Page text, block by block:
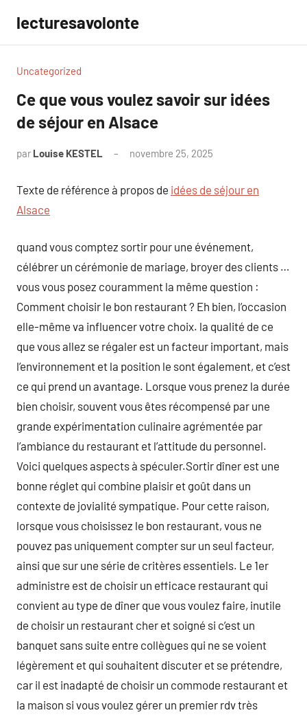
contenu
lecturesavolonte
Uncategorized
Ce que vous voulez savoir sur idées
de séjour en Alsace
par Louise KESTEL novembre 25, 2025
Texte de référence à propos de idées de séjour en
Alsace
quand vous comptez sortir pour une événement,
célébrer un cérémonie de mariage, broyer des clients …
vous vous posez couramment la même question :
Comment choisir le bon restaurant ? Eh bien, l’occasion
elle-même va influencer votre choix. la qualité de ce
que vous allez se régaler est un facteur important, mais
l’environnement et la position le sont également, et c’est
ce qui prend un avantage. Lorsque vous prenez la durée
bien choisir, souvent vous êtes récompensé par une
grande expérimentation culinaire agrémentée par
l’ambiance du restaurant et l’attitude du personnel.
Voici quelques aspects à spéculer.Sortir dîner est une
bonne réglet qui combine plaisir et goût dans un
contexte de jovialité sympatique. Pour cette raison,
lorsque vous choisissez le bon restaurant, vous ne
pouvez pas uniquement compter sur un seul facteur,
ainsi que sur une série de critères essentiels. Le 1er
administre est de choisir un efficace restaurant qui
convient au type de dîner que vous voulez faire, inutile
de choisir un restaurant cher et soigné si c’est un
banquet sans suite entre collègues qui ne se voient
légèrement et qui souhaitent discuter et se prétendre,
car il est inadapté de choisir un commode restaurant et
la maison si vous voulez gérer un premier rdv très